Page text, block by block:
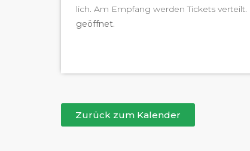
lich. Am Emp­fang wer­den Tick­ets verteilt.
geöffnet.
Zurück zum Kalender